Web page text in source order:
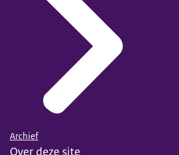
Archief
Over deze site